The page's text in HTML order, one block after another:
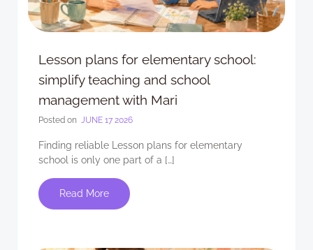
Lesson plans for elementary school:
simplify teaching and school
management with Mari
Posted on JUNE 17 2026
Finding reliable Lesson plans for elementary
school is only one part of a […]
Read More